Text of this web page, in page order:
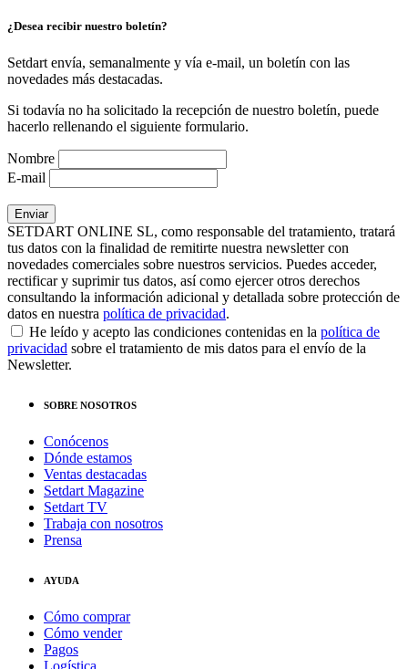
¿Desea recibir nuestro boletín?
Setdart envía, semanalmente y vía e-mail, un boletín con las
novedades más destacadas.
Si todavía no ha solicitado la recepción de nuestro boletín, puede
hacerlo rellenando el siguiente formulario.
Nombre
E-mail
SETDART ONLINE SL, como responsable del tratamiento, tratará
tus datos con la finalidad de remitirte nuestra newsletter con
novedades comerciales sobre nuestros servicios. Puedes acceder,
rectificar y suprimir tus datos, así como ejercer otros derechos
consultando la información adicional y detallada sobre protección de
datos en nuestra política de privacidad.
He leído y acepto las condiciones contenidas en la política de
privacidad sobre el tratamiento de mis datos para el envío de la
Newsletter.
SOBRE NOSOTROS
Conócenos
Dónde estamos
Ventas destacadas
Setdart Magazine
Setdart TV
Trabaja con nosotros
Prensa
AYUDA
Cómo comprar
Cómo vender
Pagos
Logística